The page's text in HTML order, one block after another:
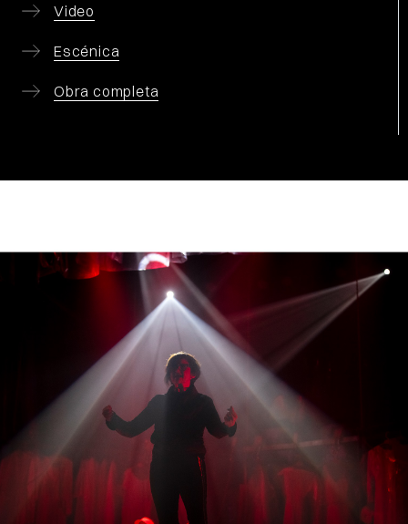
Video
Escénica
Obra completa